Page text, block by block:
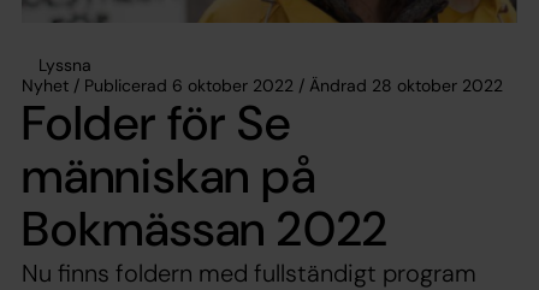
Lyssna
Nyhet / Publicerad 6 oktober 2022 / Ändrad 28 oktober 2022
Folder för Se
människan på
Bokmässan 2022
Nu finns foldern med fullständigt program